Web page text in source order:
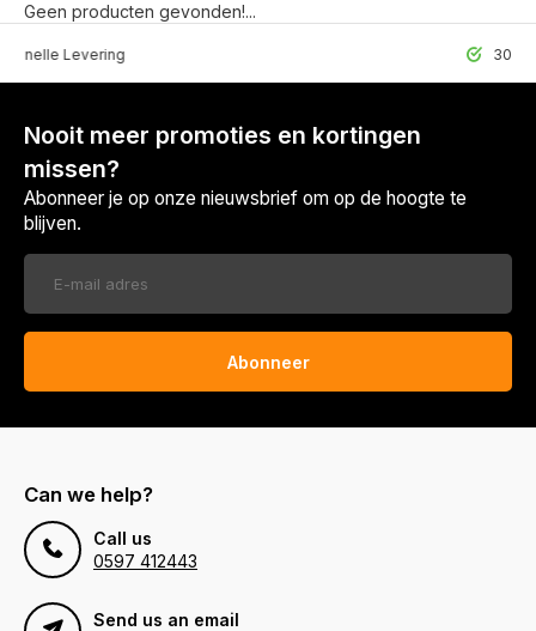
Geen producten gevonden!...
Levering 30 Dagen
Nooit meer promoties en kortingen
missen?
Abonneer je op onze nieuwsbrief om op de hoogte te
blijven.
Abonneer
Can we help?
Call us
0597 412443
Send us an email